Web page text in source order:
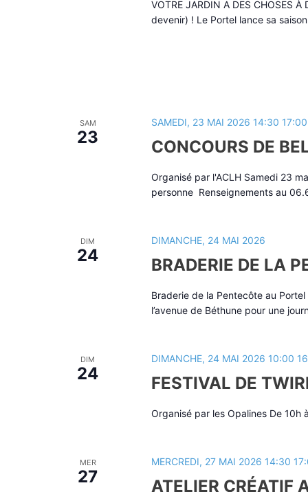
VOTRE JARDIN A DES CHOSES
devenir) ! Le Portel lance sa
SAM
23 CONCOURS DE
SAMEDI, 23 MAI 2026 14:30 17:00
Organisé par l'ACLH Samedi 23
personne Renseignements au
DIM
24 BRADERIE DE LA
DIMANCHE, 24 MAI 2026
Braderie de la Pentecôte au
l’avenue de Béthune pour une
DIM
24 FESTIVAL DE
DIMANCHE, 24 MAI 2026 10:00
Organisé par les Opalines De 10h
MER
27 ATELIER CRÉATIF
MERCREDI, 27 MAI 2026 14:30